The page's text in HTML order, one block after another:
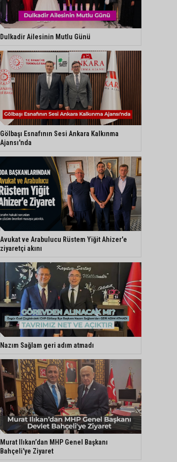
Dulkadir Ailesinin Mutlu Günü
Gölbaşı Esnafının Sesi Ankara Kalkınma
Ajansı'nda
Avukat ve Arabulucu Rüstem Yiğit Ahizer'e
ziyaretçi akını
Nazım Sağlam geri adım atmadı
Murat Ilıkan’dan MHP Genel Başkanı
Bahçeli'ye Ziyaret